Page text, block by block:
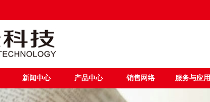
新闻中心 产品中心 销售网络 服务与应用